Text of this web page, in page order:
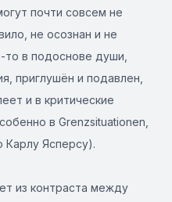
почти совсем не
не осознан и не
то в подоснове души,
приглушён и подавлен,
и в критические
в Grenzsituationen,
Карлу Ясперсу).
из контраста между